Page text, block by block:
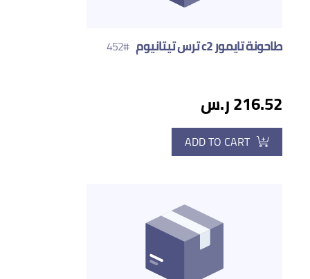
طاحونة تايمور c2 ترس تيتانيوم #452
216.52 ر.س
ADD TO CART